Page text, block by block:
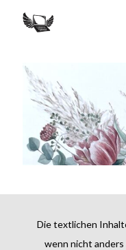
Die textlichen
wenn nicht anders